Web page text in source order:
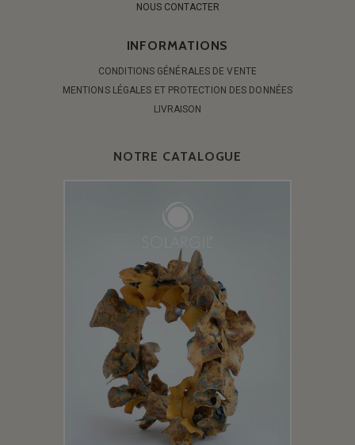
NOUS CONTACTER
INFORMATIONS
CONDITIONS GÉNÉRALES DE VENTE
MENTIONS LÉGALES ET PROTECTION DES DONNÉES
LIVRAISON
NOTRE CATALOGUE